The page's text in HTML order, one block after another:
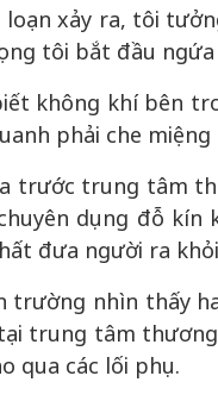
xảy ra, tôi
tôi bắt đầu
không khí bên
phải che miệng
trước trung tâm
dụng đỗ
đưa người ra
trường nhìn thấy
trung tâm
qua các lối phụ.